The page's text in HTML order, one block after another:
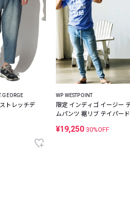
トレッチデ
WP WESTPOINT
限定 インディゴ イージー デニ
ムパンツ 裾リブ テイパード
¥19,250 30%OFF